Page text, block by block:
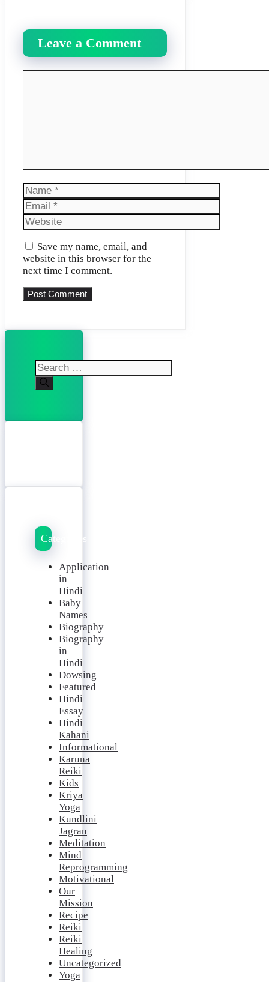
Leave a Comment
Name
Email
Website
Save my name, email, and
website in this browser for the
next time I comment.
Search
for:
Categories
Application
in
Hindi
Baby
Names
Biography
Biography
in
Hindi
Dowsing
Featured
Hindi
Essay
Hindi
Kahani
Informational
Karuna
Reiki
Kids
Kriya
Yoga
Kundlini
Jagran
Meditation
Mind
Reprogramming
Motivational
Our
Mission
Recipe
Reiki
Reiki
Healing
Uncategorized
Yoga